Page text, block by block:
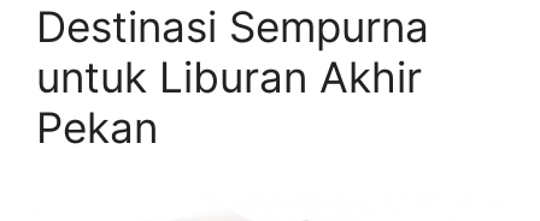
Destinasi Sempurna
untuk Liburan Akhir
Pekan